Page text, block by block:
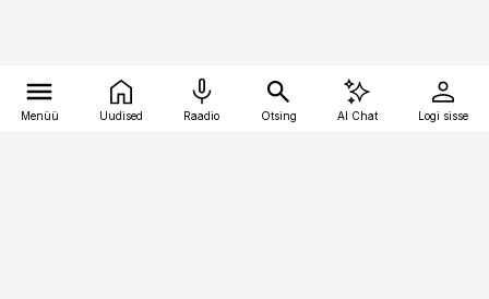
Menüü Uudised Raadio Otsing AI Chat Logi sisse